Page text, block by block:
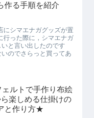
作る手順を紹介
にシマエナガグッズが置
行った際に，シマエナガ
と言い出したのです
のでさらっと買ってあ
ェルトで手作り布絵
楽しめる仕掛けの
と作り方★